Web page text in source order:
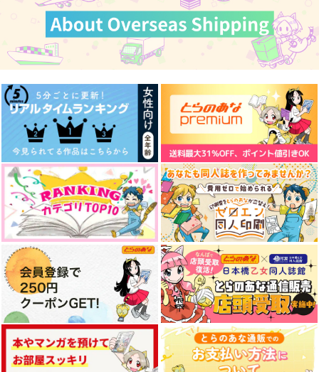
いろはねんど
（税込）
夏油傑×五条悟
サンプル
作品詳細
リズコット
550円 （税込）
虎杖悠仁×伏黒恵
サンプル
作品詳細
hybkt
2,357円（税込）
サンプル
作品詳細
じゅじゅらいふ10
ARCHES
629円（税込）
五条悟
夏の思い出
クラゲの背骨
1,572 （税込）
五条悟
GLOW
煙
1,210円（税込）
五条悟×虎杖悠仁